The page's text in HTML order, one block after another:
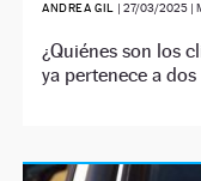
ANDREA GIL | 27/03/2025|
¿Quiénes son los
ya pertenece a